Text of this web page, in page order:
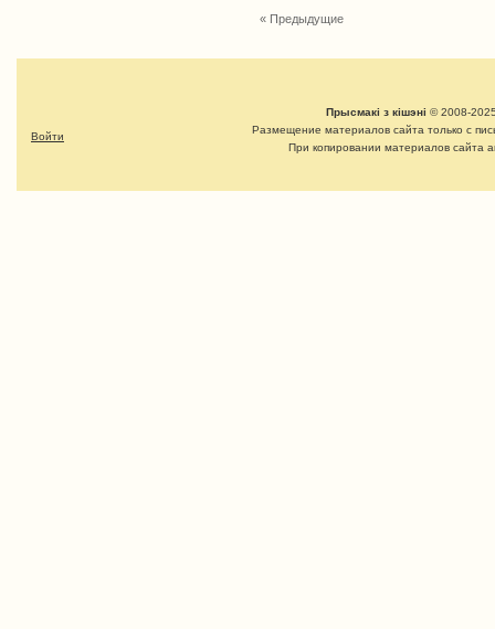
« Предыдущие
Войти
Прысмакі з кішэні © 2008-
Размещение материалов сайта только с
При копировании материалов сайта